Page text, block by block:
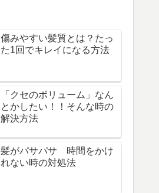
傷みやすい髪質とは？たっ
た1回でキレイになる方法
「クセのボリューム」なん
とかしたい！！そんな時の
解決方法
髪がパサパサ 時間をかけ
れない時の対処法